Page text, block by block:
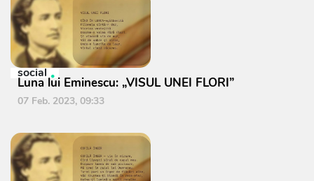
social
Luna lui Eminescu: „VISUL UNEI FLORI”
07 Feb. 2023, 09:33